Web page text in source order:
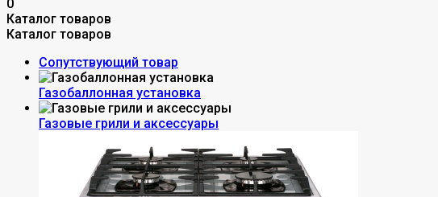
0
Каталог товаров
Каталог товаров
Сопутствующий товар
Газобаллонная установка
Газовые грили и аксессуары